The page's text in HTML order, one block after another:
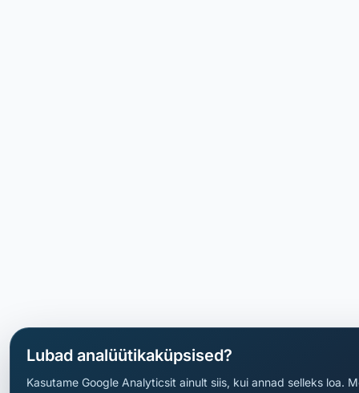
Lubad analüütikaküpsised?
Kasutame Google Analyticsit ainult siis, kui annad selleks loa.